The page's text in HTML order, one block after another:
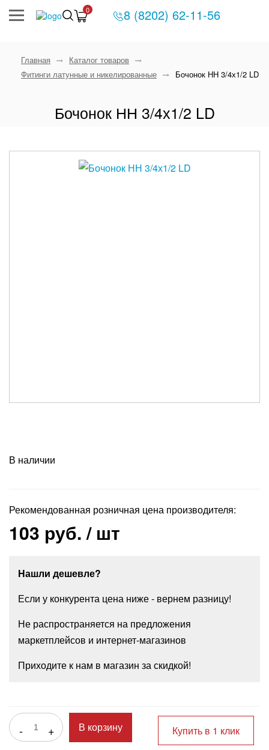
0 8 (8202) 62-11-56
Главная
Каталог товаров
Фитинги латунные и никелированные
Бочонок НН 3/4х1/2 LD
Бочонок НН 3/4х1/2 LD
В наличии
Рекомендованная розничная цена производителя:
103 руб./ шт
Нашли дешевле?
Если у конкурента цена ниже - вернем разницу!
Не распространяется на предложения
маркетплейсов и интернет-магазинов
Приходите к нам в магазин за скидкой!
- + В корзину Купить в 1 клик